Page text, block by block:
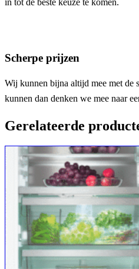
in tot de beste keuze te komen.
Scherpe prijzen
Wij kunnen bijna altijd mee met de
kunnen dan denken we mee naar
Gerelateerde